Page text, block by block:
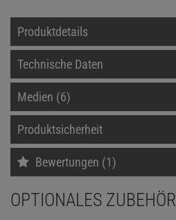
Produktdetails
Technische Daten
Medien (6)
Produktsicherheit
Bewertungen (1)
OPTIONALES ZUBEHÖR